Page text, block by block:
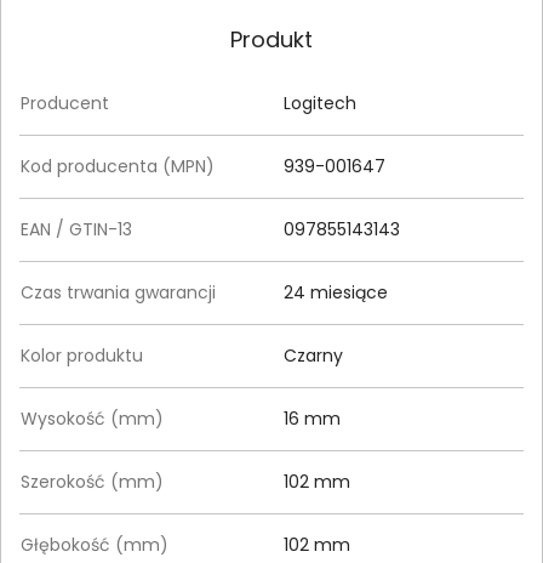
Produkt
Producent Logitech
Kod producenta (MPN) 939-001647
EAN / GTIN-13 097855143143
Czas trwania gwarancji 24 miesiące
Kolor produktu Czarny
Wysokość (mm) 16 mm
Szerokość (mm) 102 mm
Głębokość (mm) 102 mm